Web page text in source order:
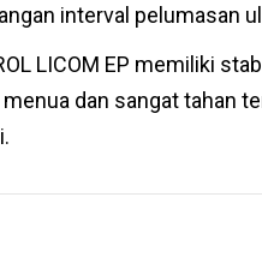
interval pelumasan
LICOM EP memiliki
dan sangat tahan